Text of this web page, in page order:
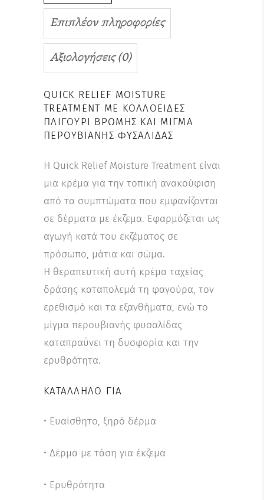
Επιπλέον πληροφορίες
Αξιολογήσεις (0)
QUICK RELIEF MOISTURE
TREATMENT ΜΕ ΚΟΛΛΟΕΙΔΈΣ
ΠΛΙΓΟΎΡΙ ΒΡΏΜΗΣ ΚΑΙ ΜΊΓΜΑ
ΠΕΡΟΥΒΙΑΝΉΣ ΦΥΣΑΛΊΔΑΣ
Η Quick Relief Moisture Treatment είναι
μια κρέμα για την τοπική ανακούφιση
από τα συμπτώματα που εμφανίζονται
σε δέρματα με έκζεμα. Εφαρμόζεται ως
αγωγή κατά του εκζέματος σε
πρόσωπο, μάτια και σώμα.
Η θεραπευτική αυτή κρέμα ταχείας
δράσης καταπολεμά τη φαγούρα, τον
ερεθισμό και τα εξανθήματα, ενώ το
μίγμα περουβιανής φυσαλίδας
καταπραΰνει τη δυσφορία και την
ερυθρότητα.
ΚΑΤΆΛΛΗΛΟ ΓΙΑ
• Ευαίσθητο, ξηρό δέρμα
• Δέρμα με τάση για έκζεμα
• Ερυθρότητα